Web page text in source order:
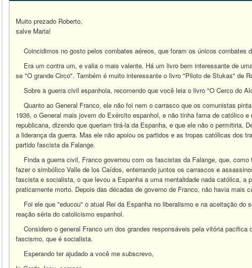
Muito prezado Roberto,
salve Maria!
Coincidimos no gosto pelos combates aéreos, que foram os únicos combates
Era um contra um, e valia o mais valente. Há um livro bem interessante de
se "O grande Circo". Também é muito interessante o livro "Piloto de Stukas" de
Sobre a guerra civil espanhola, recomendo que você leia o livro "O Cerco do
Quanto ao General Franco, ele não foi nem o carrasco que os comunistas
1936, o General mais jovem do Exército espanhol, e não tinha fama de católico
republicana, dizendo que queriam tirá-la da Espanha, e que ele não o permitiria.
a liderança da guerra. Mas ele não apoiou os partidos e as tropas católicas dos
partido fascista da Falange.
Finda a guerra civil, Franco governou com os fascistas da Falange, que,
fazer o simbólico Valle de los Caídos, enterrando juntos os carrascos e
fascista e socialista, o que levou a Espanha a uma mentalidade nada católica,
praticamente morto. Depois das décadas de governo de Franco, não havia mais
Foi ele que "educou" o atual Rei da Espanha no liberalismo e na aceitação do
reação séria do catolicismo espanhol.
Considero o general Franco um dos grandes responsáveis pela vitória
fascismo, que é socialista.
Esperando ter ajudado a você me subscrevo,